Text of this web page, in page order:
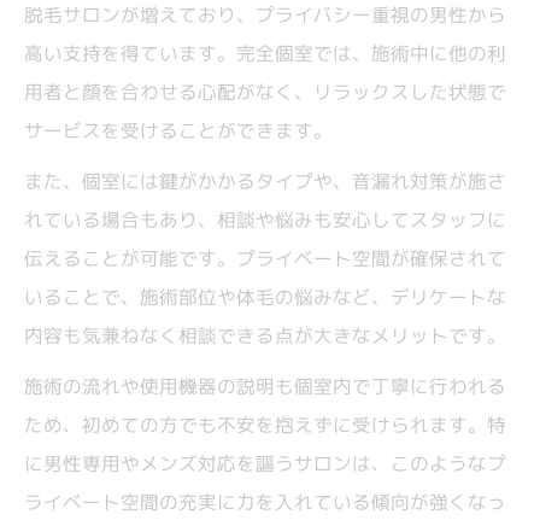
脱毛サロンが増えており、プライバシー重視の男性から
高い支持を得ています。完全個室では、施術中に他の利
用者と顔を合わせる心配がなく、リラックスした状態で
サービスを受けることができます。
また、個室には鍵がかかるタイプや、音漏れ対策が施さ
れている場合もあり、相談や悩みも安心してスタッフに
伝えることが可能です。プライベート空間が確保されて
いることで、施術部位や体毛の悩みなど、デリケートな
内容も気兼ねなく相談できる点が大きなメリットです。
施術の流れや使用機器の説明も個室内で丁寧に行われる
ため、初めての方でも不安を抱えずに受けられます。特
に男性専用やメンズ対応を謳うサロンは、このようなプ
ライベート空間の充実に力を入れている傾向が強くなっ